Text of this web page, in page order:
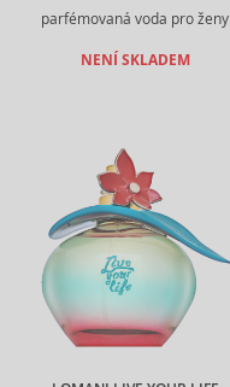
parfémovaná voda pro ženy
NENÍ SKLADEM